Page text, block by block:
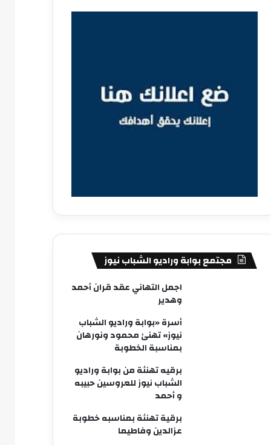
مجتمع بوابة وراديو الشباب نيوز
اجمل التهاني عقد قران أحمد
وهدير
أسرة «بوابة وراديو الشباب
نيوز» تهنئ محمود ونورهان
بمناسبة الخطوبة
برقيه تهنئة من بوابة وراديو
الشباب نيوز للعروسين حبيبه
و أحمد
برقية تهنئة بمناسبه خطوبة
عزالدين وفاطيما